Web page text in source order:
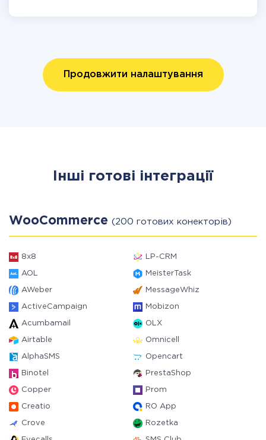
Продовжити налаштування
Інші готові інтеграції
WooCommerce (200 готових конекторів)
8x8 LP-CRM
AOL MeisterTask
AWeber MessageWhiz
ActiveCampaign Mobizon
Acumbamail OLX
Airtable Omnicell
AlphaSMS Opencart
Binotel PrestaShop
Copper Prom
Creatio RO App
Crove Rozetka